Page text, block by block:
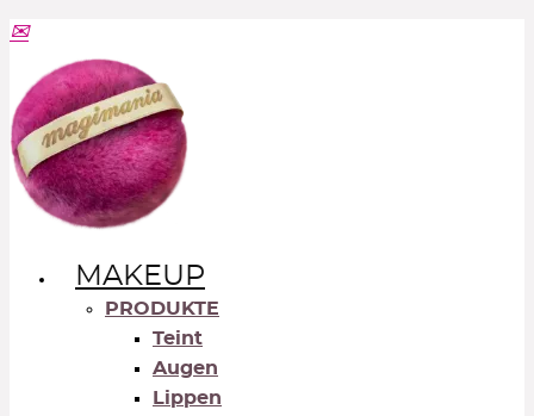
MAKEUP
PRODUKTE
Teint
Augen
Lippen